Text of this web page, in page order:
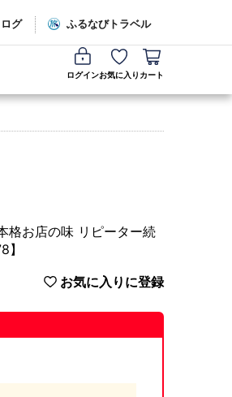
グ ふるなびトラベル
ログインお気に入り カート
格お店の味 リピーター続
お気に入りに登録